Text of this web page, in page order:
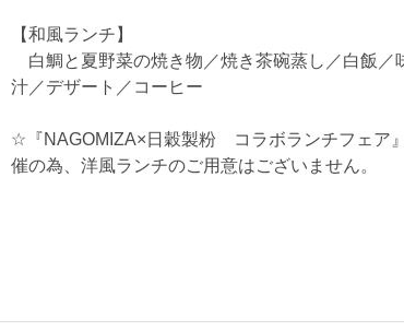
【和風ランチ】
白鯛と夏野菜の焼き物／焼き茶碗蒸し／白飯／
汁／デザート／コーヒー
☆『NAGOMIZA×日穀製粉 コラボランチフェア
催の為、洋風ランチのご用意はございません。